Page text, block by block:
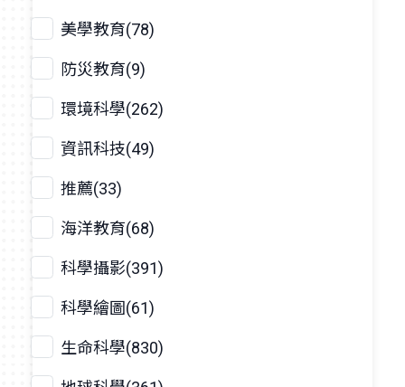
美學教育(78)
防災教育(9)
環境科學(262)
資訊科技(49)
推薦(33)
海洋教育(68)
科學攝影(391)
科學繪圖(61)
生命科學(830)